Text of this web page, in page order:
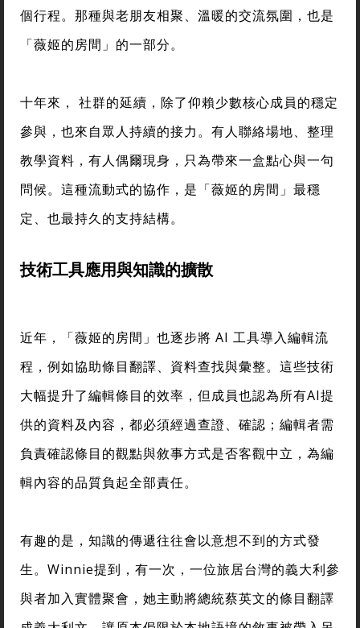
個行程。那種與老朋友相聚、溫暖的交流氛圍，也是
「薇姬的房間」的一部分。
十年來， 社群的延續，除了仰賴少數核心成員的穩定
參與，也來自眾人持續的接力。有人聯絡場地、整理
教學資料，有人偶爾現身，只為帶來一盒點心與一句
問候。這種流動式的協作，是「薇姬的房間」最穩
定、也最持久的支持結構。
技術工具應用與知識的擴散
近年，「薇姬的房間」也逐步將 AI 工具導入編輯流
程，例如協助條目翻譯、資料查找與彙整。這些技術
大幅提升了編輯條目的效率，但成員也認為所有AI提
供的資料及內容，都必須經過查證、確認；編輯者需
負責確認條目的觀點與敘事方式是否客觀中立，為編
輯內容的品質負起全部責任。
有趣的是，知識的傳遞往往會以意想不到的方式發
生。Winnie提到，有一次，一位旅居台灣的義大利參
與者加入實體聚會，她主動將總統蔡英文的條目翻譯